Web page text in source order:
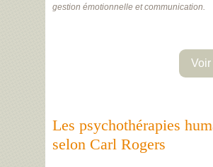
gestion émotionnelle et communication.
Voir
Les psychothérapies
selon Carl Rogers